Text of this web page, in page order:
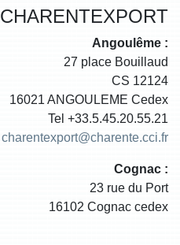
CHARENTEXPORT
Angoulême :
27 place Bouillaud
CS 12124
16021 ANGOULEME Cedex
Tel +33.5.45.20.55.21
charentexport@charente.cci.fr
Cognac :
23 rue du Port
16102 Cognac cedex